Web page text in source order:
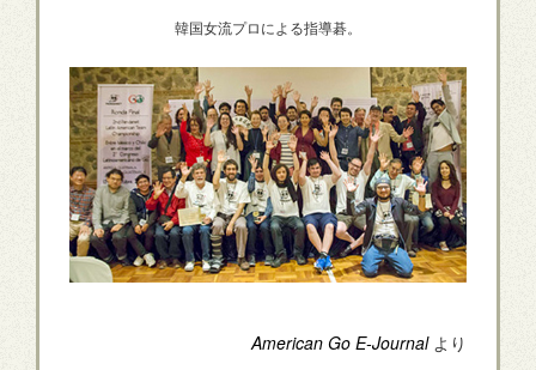
韓国女流プロによる指導碁。
American Go E-Journal より